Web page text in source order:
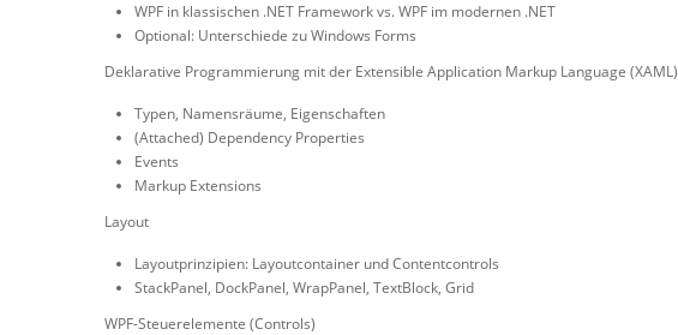
WPF in klassischen .NET Framework vs. WPF im modernen .NET
Optional: Unterschiede zu Windows Forms
Deklarative Programmierung mit der Extensible Application Markup Language (XAML)
Typen, Namensräume, Eigenschaften
(Attached) Dependency Properties
Events
Markup Extensions
Layout
Layoutprinzipien: Layoutcontainer und Contentcontrols
StackPanel, DockPanel, WrapPanel, TextBlock, Grid
WPF-Steuerelemente (Controls)